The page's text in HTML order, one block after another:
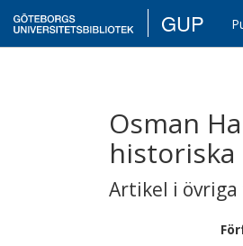
GUP
Osman
historiska
Artikel i